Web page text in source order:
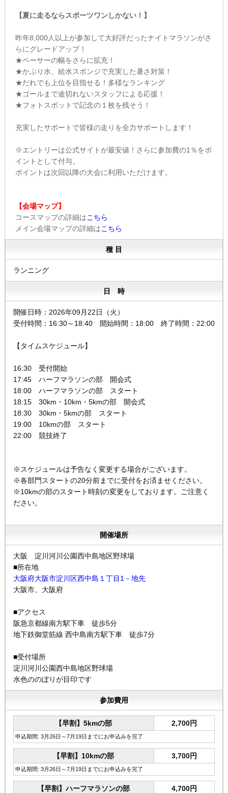
【夏に走るならスポーツワンしかない！】
昨年8,000人以上が参加して大好評だったナイトマラソンがさ
らにグレードアップ！
★ペーサーの幅をさらに拡充！
★かぶり水、給水スポンジで充実した暑さ対策！
★だれでも上位を目指せる！多様なランキング
★ゴールまで途切れないスタッフによる応援！
★フォトスポットで記念の１枚を残そう！
充実したサポートで皆様の走りを全力サポートします！
※エントリーは公式サイトが最安値！さらに参加費の1％をポ
イントとして付与。
ポイントは次回以降の大会に利用いただけます。
【会場マップ】
コースマップの詳細はこちら
メイン会場マップの詳細はこちら
種 目
ランニング
日 時
開催日時：2026年09月22日（火）
受付時間：16:30～18:40 開始時間：18:00 終了時間：22:00
【タイムスケジュール】
16:30 受付開始
17:45 ハーフマラソンの部 開会式
18:00 ハーフマラソンの部 スタート
18:15 30km・10km・5kmの部 開会式
18:30 30km・5kmの部 スタート
19:00 10kmの部 スタート
22:00 競技終了
※スケジュールは予告なく変更する場合がございます。
※各部門スタートの20分前までに受付をお済ませください。
※10kmの部のスタート時刻の変更をしております。ご注意く
ださい。
開催場所
大阪 淀川河川公園西中島地区野球場
■所在地
大阪府大阪市淀川区西中島１丁目1－地先
大阪市、大阪府
■アクセス
阪急京都線南方駅下車 徒歩5分
地下鉄御堂筋線 西中島南方駅下車 徒歩7分
■受付場所
淀川河川公園西中島地区野球場
水色ののぼりが目印です
参加費用
【早割】5kmの部 2,700円
申込期間: 3月26日～7月19日までにお申込みを完了
【早割】10kmの部 3,700円
申込期間: 3月26日～7月19日までにお申込みを完了
【早割】ハーフマラソンの部 4,700円